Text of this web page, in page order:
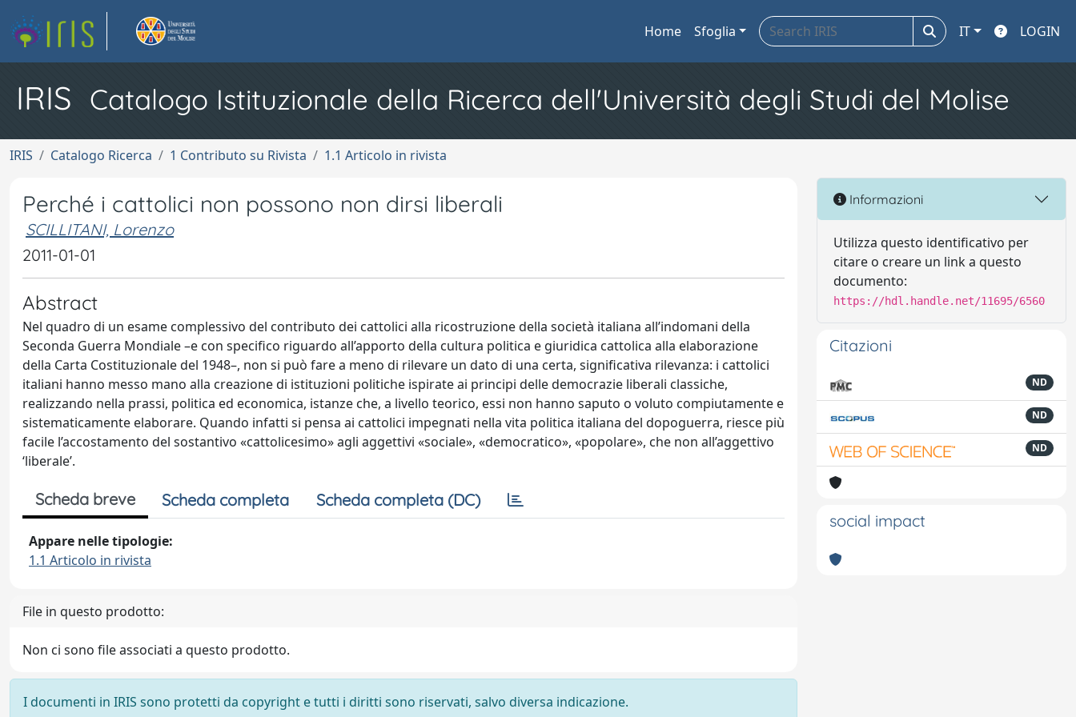
Home Sfoglia IT LOGIN
IRIS Catalogo Istituzionale della Ricerca dell'Università degli Studi del Molise
IRIS Catalogo Ricerca 1 Contributo su Rivista 1.1 Articolo in rivista
Perché i cattolici non possono non dirsi liberali
SCILLITANI, Lorenzo
2011-01-01
Abstract
Nel quadro di un esame complessivo del contributo dei cattolici alla ricostruzione della società italiana all’indomani della
Seconda Guerra Mondiale –e con specifico riguardo all’apporto della cultura politica e giuridica cattolica alla elaborazione
della Carta Costituzionale del 1948–, non si può fare a meno di rilevare un dato di una certa, significativa rilevanza: i cattolici
italiani hanno messo mano alla creazione di istituzioni politiche ispirate ai principi delle democrazie liberali classiche,
realizzando nella prassi, politica ed economica, istanze che, a livello teorico, essi non hanno saputo o voluto compiutamente e
sistematicamente elaborare. Quando infatti si pensa ai cattolici impegnati nella vita politica italiana del dopoguerra, riesce più
facile l’accostamento del sostantivo «cattolicesimo» agli aggettivi «sociale», «democratico», «popolare», che non all’aggettivo
‘liberale’.
Scheda breve Scheda completa Scheda completa (DC)
Appare nelle tipologie:
1.1 Articolo in rivista
File in questo prodotto:
Non ci sono file associati a questo prodotto.
I documenti in IRIS sono protetti da copyright e tutti i diritti sono riservati, salvo diversa indicazione.
Informazioni
Utilizza questo identificativo per
citare o creare un link a questo
documento:
https://hdl.handle.net/11695/6560
Citazioni
ND
ND
ND
social impact